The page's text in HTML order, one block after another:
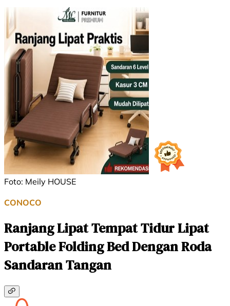
Foto: Meily HOUSE
CONOCO
Ranjang Lipat Tempat Tidur Lipat
Portable Folding Bed Dengan Roda
Sandaran Tangan